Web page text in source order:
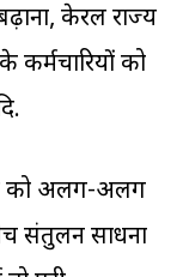
केरल राज्य
को
को अलग-अलग
संतुलन साधना